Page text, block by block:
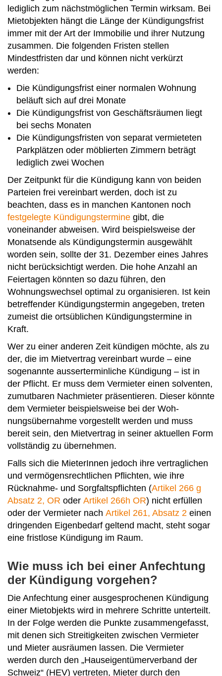
lediglich zum nächstmöglichen Termin wirksam. Bei
Mietobjekten hängt die Länge der Kündigungsfrist
immer mit der Art der Immobilie und ihrer Nutzung
zusammen. Die folgenden Fristen stellen
Mindestfristen dar und können nicht verkürzt
werden:
Die Kündigungsfrist einer normalen Wohnung
beläuft sich auf drei Monate
Die Kündigungsfrist von Geschäftsräumen liegt
bei sechs Monaten
Die Kündigungsfristen von separat vermieteten
Parkplätzen oder möblierten Zimmern beträgt
lediglich zwei Wochen
Der Zeitpunkt für die Kündigung kann von beiden
Parteien frei vereinbart werden, doch ist zu
beachten, dass es in manchen Kantonen noch
festgelegte Kündigungstermine gibt, die
voneinander abweisen. Wird beispielsweise der
Monatsende als Kündigungstermin ausgewählt
worden sein, sollte der 31. Dezember eines Jahres
nicht berücksichtigt werden. Die hohe Anzahl an
Feiertagen könnten so dazu führen, den
Wohnungswechsel optimal zu organisieren. Ist kein
betreffender Kündigungs­termin angegeben, treten
zumeist die ortsüblichen Kündigungstermine in
Kraft.
Wer zu einer anderen Zeit kündigen möchte, als zu
der, die im Mietvertrag vereinbart wurde – eine
sogenannte ausserterminliche Kündigung – ist in
der Pflicht. Er muss dem Vermieter einen solventen,
zumutbaren Nachmieter präsentieren. Dieser könnte
dem Vermieter beispielsweise bei der Woh­
nungsübernahme vorgestellt werden und muss
bereit sein, den Mietvertrag in seiner aktuellen Form
vollständig zu übernehmen.
Falls sich die MieterInnen jedoch ihre vertraglichen
und vermögensrechtlichen Pflichten, wie ihre
Rücknahme- und Sorgfaltspflichten (Artikel 266 g
Absatz 2, OR oder Artikel 266h OR) nicht erfüllen
oder der Vermieter nach Artikel 261, Absatz 2 einen
dringenden Eigenbedarf geltend macht, steht sogar
eine fristlose Kündigung im Raum.
Wie muss ich bei einer Anfechtung
der Kündigung vorgehen?
Die Anfechtung einer ausgesprochenen Kündigung
einer Mietobjekts wird in mehrere Schritte unterteilt.
In der Folge werden die Punkte zusammengefasst,
mit denen sich Streitigkeiten zwischen Vermieter
und Mieter ausräumen lassen. Die Vermieter
werden durch den „Hauseigentümerverband der
Schweiz“ (HEV) vertreten, Mieter durch den